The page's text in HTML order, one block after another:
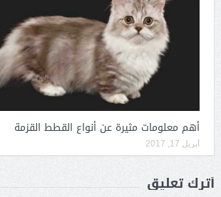
أهم معلومات مثيرة عن أنواع القطط القزمة
أبريل 17, 2017
أترك تعليق